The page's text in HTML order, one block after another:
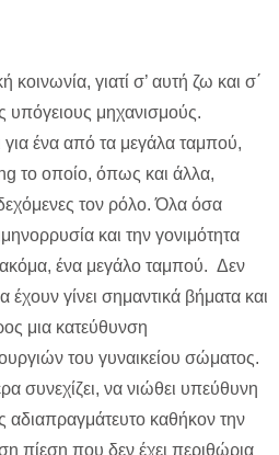
κοινωνία, γιατί σ’ αυτή ζω και σ΄
υπόγειους μηχανισμούς.
για ένα από τα μεγάλα ταμπού,
το οποίο, όπως και άλλα,
τον ρόλο. Όλα όσα
και την γονιμότητα
ένα μεγάλο ταμπού. Δεν
γίνει σημαντικά βήματα και
μια κατεύθυνση
του γυναικείου σώματος.
συνεχίζει, να νιώθει υπεύθυνη
αδιαπραγμάτευτο καθήκον την
πίεση που δεν έχει περιθώρια